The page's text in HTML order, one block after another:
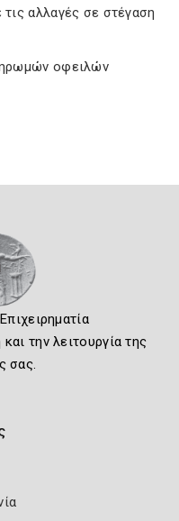
αλλαγές σε στέγαση
οφειλών
την λειτουργία της
σας.